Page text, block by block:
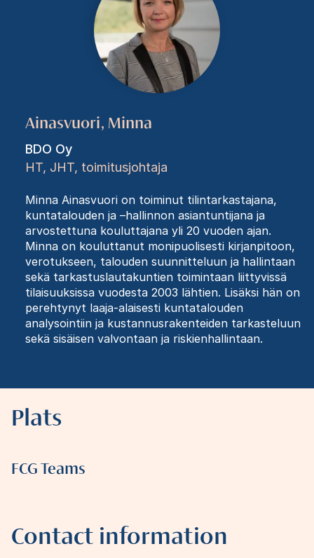
Ainasvuori, Minna
BDO Oy
HT, JHT, toimitusjohtaja
Minna Ainasvuori on toiminut tilintarkastajana,
kuntatalouden ja –hallinnon asiantuntijana ja
arvostettuna kouluttajana yli 20 vuoden ajan.
Minna on kouluttanut monipuolisesti kirjanpitoon,
verotukseen, talouden suunnitteluun ja hallintaan
sekä tarkastuslautakuntien toimintaan liittyvissä
tilaisuuksissa vuodesta 2003 lähtien. Lisäksi hän on
perehtynyt laaja-alaisesti kuntatalouden
analysointiin ja kustannusrakenteiden tarkasteluun
sekä sisäisen valvontaan ja riskienhallintaan.
Plats
FCG Teams
Contact information